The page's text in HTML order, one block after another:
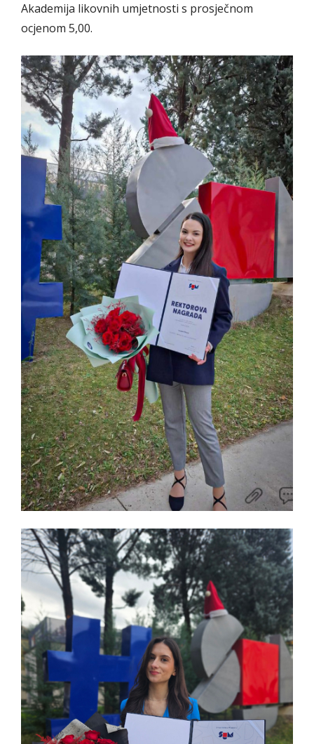
Akademija likovnih umjetnosti s prosječnom
ocjenom 5,00.